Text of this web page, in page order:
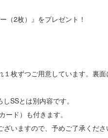
（2枚）』をプレゼント！
枚ずつご用意しています。裏
SSとは別内容です。
ド）も付きます。
いますので、予めご了承くださ